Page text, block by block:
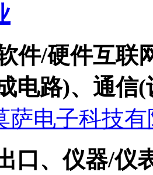
件/硬件互联
电路)、通信
萨电子科技
口、仪器/仪